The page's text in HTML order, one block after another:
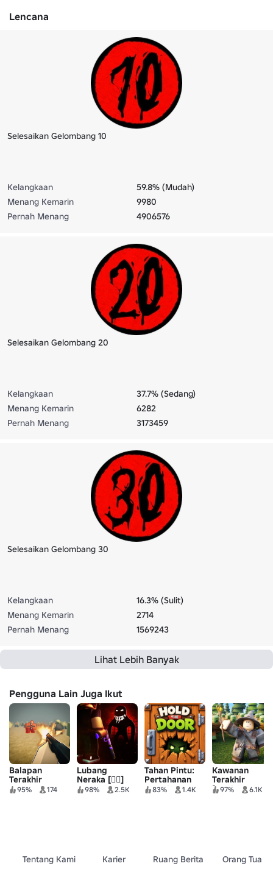
Lencana
Selesaikan Gelombang 10
Kelangkaan
59.8% (Mudah)
Menang Kemarin
9980
Pernah Menang
4906576
Selesaikan Gelombang 20
Kelangkaan
37.7% (Sedang)
Menang Kemarin
6282
Pernah Menang
3173459
Selesaikan Gelombang 30
Kelangkaan
16.3% (Sulit)
Menang Kemarin
2714
Pernah Menang
1569243
Lihat Lebih Banyak
Pengguna Lain Juga Ikut
Balapan
Terakhir
95% 174
Lubang
Neraka [🧟‍♂️]
98% 2.5K
Tahan Pintu:
Pertahanan
Zombie
83% 1.4K
Kawanan
Terakhir
[Dunia Baru ❄️]
97% 6.1K
Tentang Kami Karier Ruang Berita Orang Tua